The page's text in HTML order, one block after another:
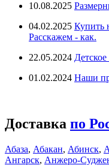
10.08.2025
04.02.2025 Купить
Расскажем - как.
22.05.2024
01.02.2024 Наши
Доставка по
Абаза, Абакан, Абинск,
Ангарск, Анжеро-